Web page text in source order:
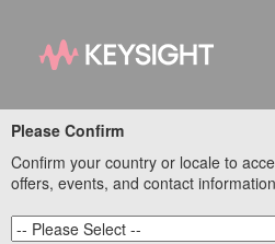
DP001xAシ
アクティブ
Please Confirm
Confirm your country or locale to
offers, events, and contact